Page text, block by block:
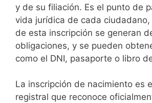
y de su filiación. Es el punto de
vida jurídica de cada
de esta inscripción se generan
obligaciones, y se pueden
como el DNI, pasaporte o libro
La inscripción de nacimiento es
registral que reconoce